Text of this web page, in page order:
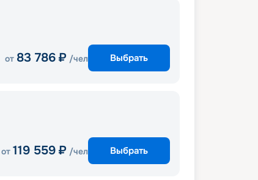
от 83 786 ₽ /чел Выбрать
от 119 559 ₽ /чел Выбрать